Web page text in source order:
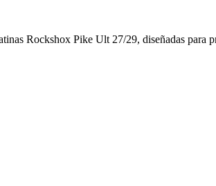
Rockshox Pike Ult 27/29, diseñadas para